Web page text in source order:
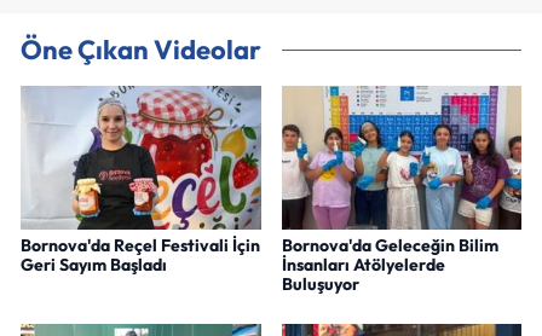
Öne Çıkan Videolar
Bornova'da Reçel Festivali İçin
Geri Sayım Başladı
Bornova'da Geleceğin Bilim
İnsanları Atölyelerde
Buluşuyor